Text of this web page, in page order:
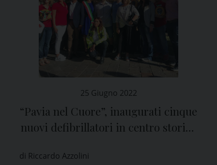
25 Giugno 2022
“Pavia nel Cuore”, inaugurati cinque
nuovi defibrillatori in centro storico
di Riccardo Azzolini